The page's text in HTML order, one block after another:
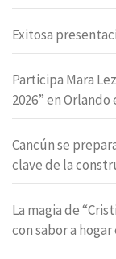
Exitosa
Participa Mara
2026” en
Cancún se
clave de la
La magia de
con sabor a